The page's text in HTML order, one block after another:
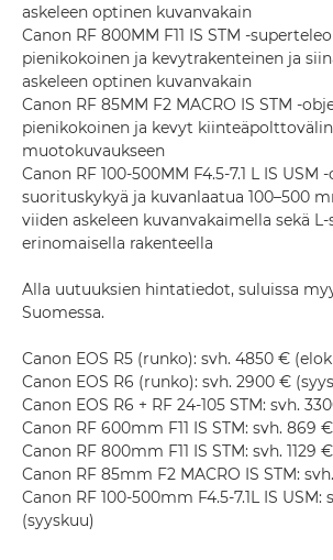
askeleen optinen kuvanvakain
Canon RF 800MM F11 IS STM -
pienikokoinen ja kevytrakenteinen ja
askeleen optinen kuvanvakain
Canon RF 85MM F2 MACRO IS STM -
pienikokoinen ja kevyt
muotokuvaukseen
Canon RF 100-500MM F4.5-7.1 L IS
suorituskykyä ja kuvanlaatua 100–500
viiden askeleen kuvanvakaimella sekä L-
erinomaisella rakenteella
Alla uutuuksien hintatiedot, suluissa
Suomessa.
Canon EOS R5 (runko): svh. 4850 €
Canon EOS R6 (runko): svh. 2900 €
Canon EOS R6 + RF 24-105 STM: svh.
Canon RF 600mm F11 IS STM: svh. 869
Canon RF 800mm F11 IS STM: svh. 1129
Canon RF 85mm F2 MACRO IS STM:
Canon RF 100-500mm F4.5-7.1L IS USM:
(syyskuu)